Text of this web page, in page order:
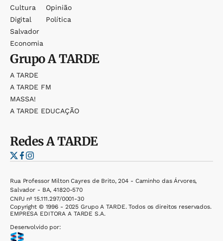
Cultura
Digital
Salvador
Economia
Opinião
Política
GrupoA TARDE
A TARDE
A TARDE FM
MASSA!
A TARDE EDUCAÇÃO
RedesA TARDE
Rua Professor Milton Cayres de Brito, 204 - Caminho das Árvores,
Salvador - BA, 41820-570
CNPJ nº 15.111.297/0001-30
Copyright © 1996 - 2025 Grupo A TARDE. Todos os direitos reservados.
EMPRESA EDITORA A TARDE S.A.
Desenvolvido por: